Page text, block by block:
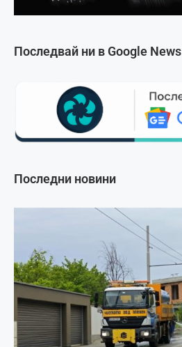
Последвай ни в Google News
Последни новини